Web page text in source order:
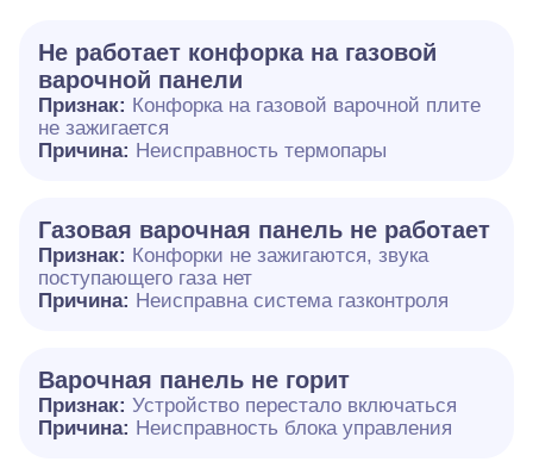
Не работает конфорка на газовой
варочной панели
Признак: Конфорка на газовой варочной плите
не зажигается
Причина: Неисправность термопары
Газовая варочная панель не работает
Признак: Конфорки не зажигаются, звука
поступающего газа нет
Причина: Неисправна система газконтроля
Варочная панель не горит
Признак: Устройство перестало включаться
Причина: Неисправность блока управления